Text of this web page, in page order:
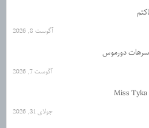
آگوست 8, 2026
آگوست 7, 2026
جولای 31, 2026